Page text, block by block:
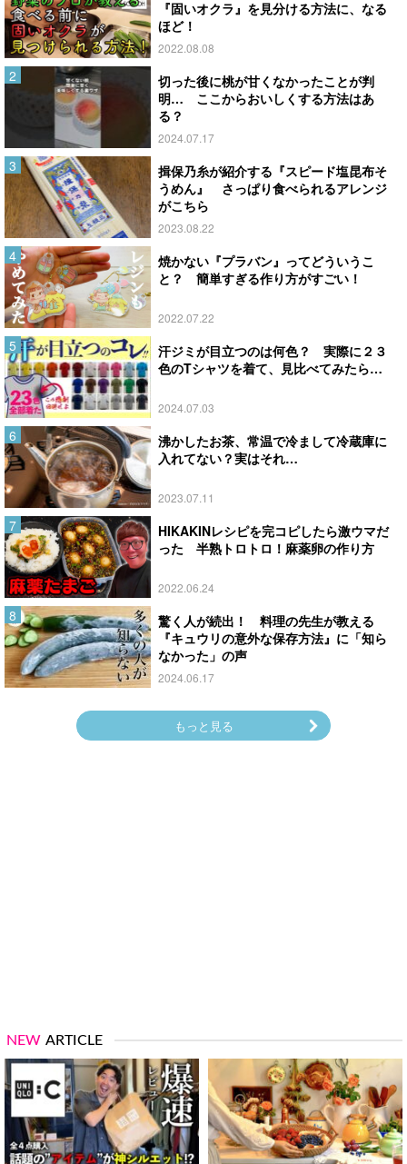
『固いオクラ』を見分ける方法に、なる
ほど！
2022.08.08
切った後に桃が甘くなかったことが判
明… ここからおいしくする方法はあ
る？
2024.07.17
揖保乃糸が紹介する『スピード塩昆布そ
うめん』 さっぱり食べられるアレンジ
がこちら
2023.08.22
焼かない『プラバン』ってどういうこ
と？ 簡単すぎる作り方がすごい！
2022.07.22
汗ジミが目立つのは何色？ 実際に２３
色のTシャツを着て、見比べてみたら…
2024.07.03
沸かしたお茶、常温で冷まして冷蔵庫に
入れてない？実はそれ…
2023.07.11
HIKAKINレシピを完コピしたら激ウマだ
った 半熟トロトロ！麻薬卵の作り方
2022.06.24
驚く人が続出！ 料理の先生が教える
『キュウリの意外な保存方法』に「知ら
なかった」の声
2024.06.17
もっと見る
NEW ARTICLE